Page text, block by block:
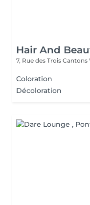
Hair And
7, Rue des Trois Cantons
Coloration
Décoloration